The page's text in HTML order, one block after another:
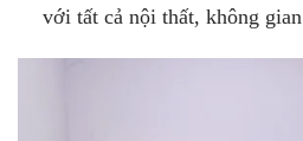
với tất cả nội thất, không gian